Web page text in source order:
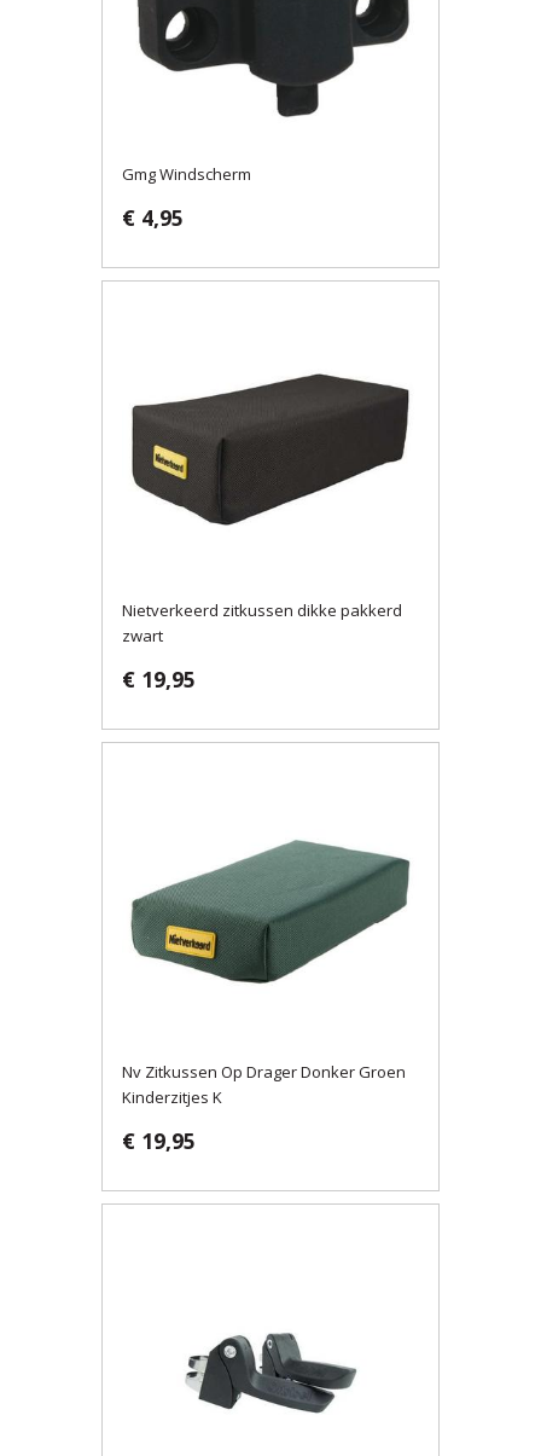
Gmg Windscherm
€ 4,95
Nietverkeerd zitkussen dikke pakkerd
zwart
€ 19,95
Nv Zitkussen Op Drager Donker Groen
Kinderzitjes K
€ 19,95